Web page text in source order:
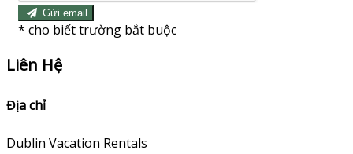
Gửi email
* cho biết trường bắt buộc
Liên Hệ
Địa chỉ
Dublin Vacation Rentals